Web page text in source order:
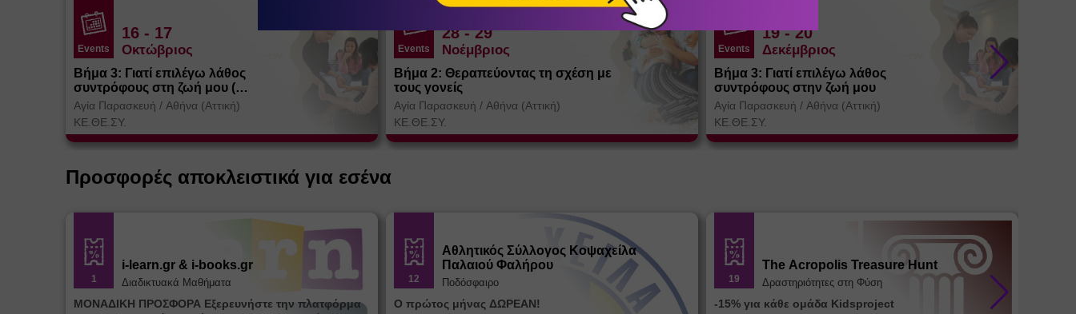
Events
16 - 17
Οκτώβριος
Βήμα 3: Γιατί επιλέγω λάθος
συντρόφους στη ζωή μου (
Θεσσαλονίκη)
Αγία Παρασκευή / Αθήνα (Αττική)
ΚΕ.ΘΕ.ΣΥ.
Events
28 - 29
Νοέμβριος
Βήμα 2: Θεραπεύοντας τη σχέση με
τους γονείς
Αγία Παρασκευή / Αθήνα (Αττική)
ΚΕ.ΘΕ.ΣΥ.
Events
19 - 20
Δεκέμβριος
Βήμα 3: Γιατί επιλέγω λάθος
συντρόφους στην ζωή μου
Αγία Παρασκευή / Αθήνα (Αττική)
ΚΕ.ΘΕ.ΣΥ.
Προσφορές αποκλειστικά για εσένα
1
i-learn.gr & i-books.gr
Διαδικτυακά Μαθήματα
ΜΟΝΑΔΙΚΗ ΠΡΟΣΦΟΡΑ Εξερευνήστε την πλατφόρμα
12
Αθλητικός Σύλλογος Κοψαχείλα
Παλαιού Φαλήρου
Ποδόσφαιρο
Ο πρώτος μήνας ΔΩΡΕΑΝ!
19
The Acropolis Treasure Hunt
Δραστηριότητες στη Φύση
-15% για κάθε ομάδα Kidsproject